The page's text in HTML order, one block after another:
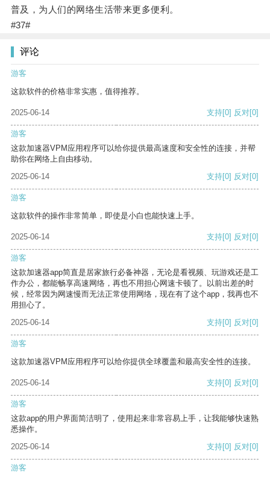
普及，为人们的网络生活带来更多便利。
#37#
评论
游客
这款软件的价格非常实惠，值得推荐。
2025-06-14 支持[0] 反对[0]
游客
这款加速器VPM应用程序可以给你提供最高速度和安全性的连接，并帮
助你在网络上自由移动。
2025-06-14
支持[0] 反对[0]
游客
这款软件的操作非常简单，即使是小白也能快速上手。
2025-06-14 支持[0] 反对[0]
游客
这款加速器app简直是居家旅行必备神器，无论是看视频、玩游戏还是工
作办公，都能畅享高速网络，再也不用担心网速卡顿了。以前出差的时
候，经常因为网速慢而无法正常使用网络，现在有了这个app，我再也不
用担心了。
2025-06-14
支持[0] 反对[0]
游客
这款加速器VPM应用程序可以给你提供全球覆盖和最高安全性的连接。
2025-06-14 支持[0] 反对[0]
游客
这款app的用户界面简洁明了，使用起来非常容易上手，让我能够快速熟
悉操作。
2025-06-14
支持[0] 反对[0]
游客